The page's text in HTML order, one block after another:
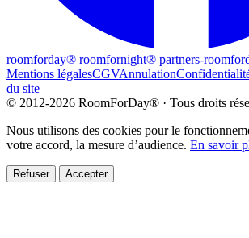
roomforday® roomfornight® partners-
Mentions légalesCGVAnnulation
du site
© 2012-2026 RoomForDay® · Tous droits
Nous utilisons des cookies pour le
votre accord, la mesure d’audience. En savoir
Refuser Accepter